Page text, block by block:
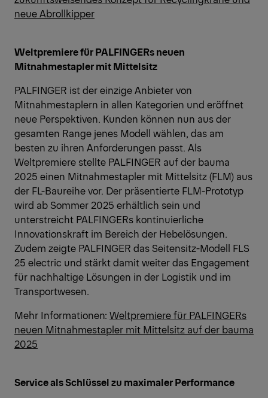
neue Abrollkipper
Weltpremiere für PALFINGERs neuen
Mitnahmestapler mit Mittelsitz
PALFINGER ist der einzige Anbieter von
Mitnahmestaplern in allen Kategorien und eröffnet
neue Perspektiven. Kunden können nun aus der
gesamten Range jenes Modell wählen, das am
besten zu ihren Anforderungen passt. Als
Weltpremiere stellte PALFINGER auf der bauma
2025 einen Mitnahmestapler mit Mittelsitz (FLM) aus
der FL-Baureihe vor. Der präsentierte FLM-Prototyp
wird ab Sommer 2025 erhältlich sein und
unterstreicht PALFINGERs kontinuierliche
Innovationskraft im Bereich der Hebelösungen.
Zudem zeigte PALFINGER das Seitensitz-Modell FLS
25 electric und stärkt damit weiter das Engagement
für nachhaltige Lösungen in der Logistik und im
Transportwesen.
Mehr Informationen: Weltpremiere für PALFINGERs
neuen Mitnahmestapler mit Mittelsitz auf der bauma
2025
Service als Schlüssel zu maximaler Performance